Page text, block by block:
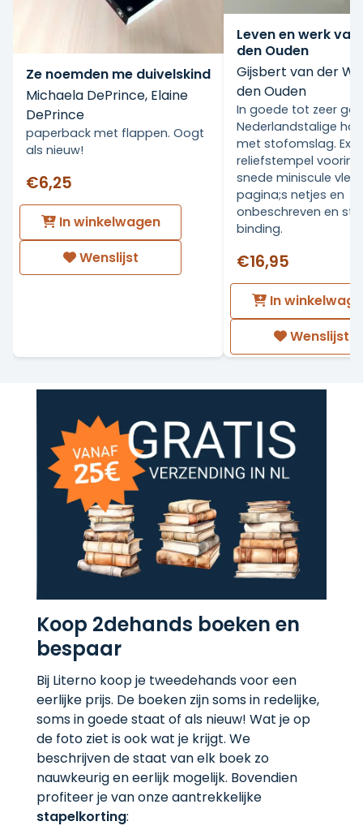
Ze noemden me duivelskind
Michaela DePrince, Elaine
DePrince
paperback met flappen. Oogt
als nieuw!
€6,25
In winkelwagen
Wenslijst
Leven en werk van
den Ouden
Gijsbert van der
den Ouden
In goede tot zeer
Nederlandstalige
met stofomslag. Ex
reliefstempel voorin.
snede miniscule
pagina;s netjes en
onbeschreven en
binding.
€16,95
In
Wenslijst
Koop 2dehands boeken en
bespaar
Bij Literno koop je tweedehands voor een
eerlijke prijs. De boeken zijn soms in redelijke,
soms in goede staat of als nieuw! Wat je op
de foto ziet is ook wat je krijgt. We
beschrijven de staat van elk boek zo
nauwkeurig en eerlijk mogelijk. Bovendien
profiteer je van onze aantrekkelijke
stapelkorting: